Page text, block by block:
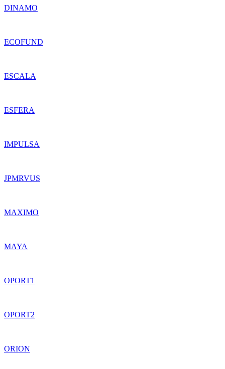
DINAMO
ECOFUND
ESCALA
ESFERA
IMPULSA
JPMRVUS
MAXIMO
MAYA
OPORT1
OPORT2
ORION